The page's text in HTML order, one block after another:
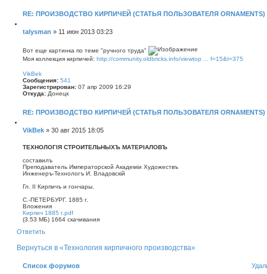
к
а
ч
л
RE: ПРОИЗВОДСТВО КИРПИЧЕЙ (СТАТЬЯ ПОЛЬЗОВАТЕЛЯ ORNAMENTS)
и
т
а
С
о
б
е
н
и
е
talysman » 11 июн 2013 03:23
Вот еще картинка по теме "ручного труда"
Моя коллекция кирпичей: http://community.oldbricks.info/viewtop ... f=15&t=375
е
р
н
у
т
с
н
а
у
VikBek
Сообщения: 541
Зарегистрирован: 07 апр 2009 16:29
Откуда: Донецк
RE: ПРОИЗВОДСТВО КИРПИЧЕЙ (СТАТЬЯ ПОЛЬЗОВАТЕЛЯ ORNAMENTS)
и
т
С
о
щ
е
и
е
VikBek » 30 авг 2015 18:05
ТЕХНОЛОГIЯ СТРОИТЕЛЬНЫХЪ МАТЕРIАЛОВЪ
составилъ
Преподаватель Императорской Академiи Художествъ
Инженеръ-Технологъ И. Владовскiй
Гл. II Кирпичъ и гончары.
С.-ПЕТЕРБУРГ. 1885 г.
Вложения
Кирпич 1885 г.pdf
(3.53 МБ) 1664 скачивания
е
н
у
ь
Ответить
Вернуться в «Технология кирпичного производства»
Список форумов